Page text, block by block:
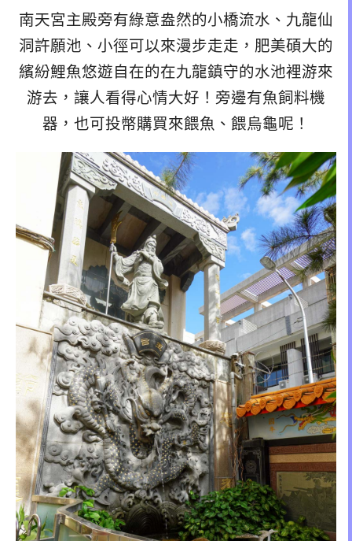
南天宮主殿旁有綠意盎然的小橋流水、九龍仙
洞許願池、小徑可以來漫步走走，肥美碩大的
繽紛鯉魚悠遊自在的在九龍鎮守的水池裡游來
游去，讓人看得心情大好！旁邊有魚飼料機
器，也可投幣購買來餵魚、餵烏龜呢！